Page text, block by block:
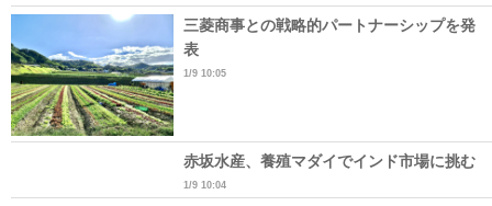
三菱商事との戦略的パートナーシップを発
表
1/9 10:05
赤坂水産、養殖マダイでインド市場に挑む
1/9 10:04